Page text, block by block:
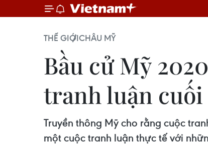
THẾ GIỚICHÂU MỸ
Bầu cử Mỹ
tranh luận cuối
Truyền thông Mỹ cho rằng cuộc
một cuộc tranh luận thực tế với